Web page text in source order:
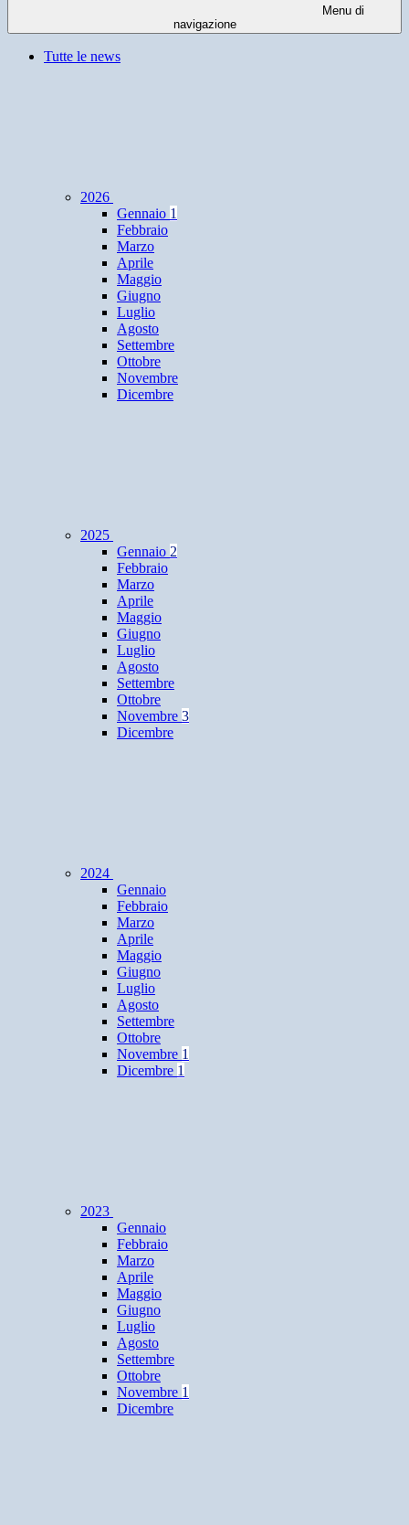
Menu di
navigazione
Tutte le news
2026
Gennaio 1
Febbraio
Marzo
Aprile
Maggio
Giugno
Luglio
Agosto
Settembre
Ottobre
Novembre
Dicembre
2025
Gennaio 2
Febbraio
Marzo
Aprile
Maggio
Giugno
Luglio
Agosto
Settembre
Ottobre
Novembre 3
Dicembre
2024
Gennaio
Febbraio
Marzo
Aprile
Maggio
Giugno
Luglio
Agosto
Settembre
Ottobre
Novembre 1
Dicembre 1
2023
Gennaio
Febbraio
Marzo
Aprile
Maggio
Giugno
Luglio
Agosto
Settembre
Ottobre
Novembre 1
Dicembre